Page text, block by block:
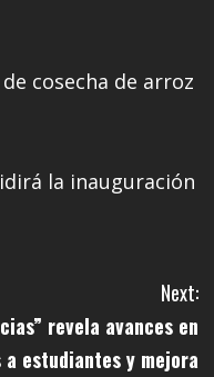
cosecha de arroz
la inauguración
Next:
revela avances en
estudiantes y mejora